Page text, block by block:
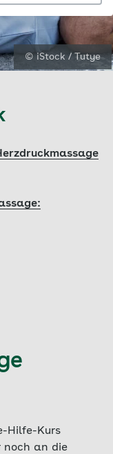
© iStock / Tutye
Hilfe-Kurs
noch an die